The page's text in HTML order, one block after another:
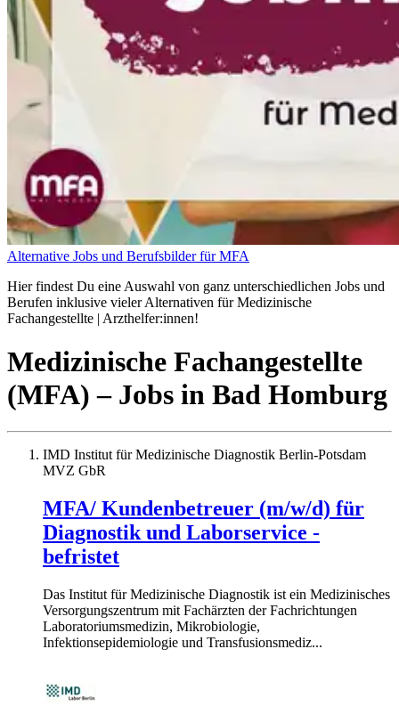
Alternative Jobs und Berufsbilder für MFA
Hier findest Du eine Auswahl von ganz unterschiedlichen Jobs und
Berufen inklusive vieler Alternativen für Medizinische
Fachangestellte | Arzthelfer:innen!
Medizinische Fachangestellte
(MFA) – Jobs in Bad Homburg
IMD Institut für Medizinische Diagnostik Berlin-Potsdam
MVZ GbR
MFA/ Kundenbetreuer (m/w/d) für
Diagnostik und Laborservice -
befristet
Das Institut für Medizinische Diagnostik ist ein Medizinisches
Versorgungszentrum mit Fachärzten der Fachrichtungen
Laboratoriumsmedizin, Mikrobiologie,
Infektionsepidemiologie und Transfusionsmediz...